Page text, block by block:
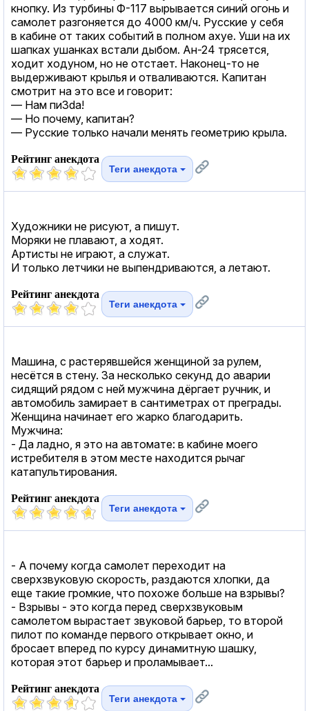
кнопку. Из турбины Ф-117 вырывается синий огонь и
самолет разгоняется до 4000 км/ч. Русские у себя
в кабине от таких событий в полном аxуе. Уши на их
шапках ушанках встали дыбом. Ан-24 трясется,
ходит ходуном, но не отстает. Наконец-то не
выдерживают крылья и отваливаются. Капитан
смотрит на это все и говорит:
— Нам пи3dа!
— Но почему, капитан?
— Русские только начали менять геометрию крыла.
Рейтинг анекдота
Теги анекдота
Художники не рисуют, а пишут.
Моряки не плавают, а ходят.
Артисты не играют, а служат.
И только летчики не выпендриваются, а летают.
Рейтинг анекдота
Теги анекдота
Машина, с растерявшейся женщиной за рулем,
несётся в стену. За несколько секунд до аварии
сидящий рядом с ней мужчина дёргает ручник, и
автомобиль замирает в сантиметрах от преграды.
Женщина начинает его жарко благодарить.
Мужчина:
- Да ладно, я это на автомате: в кабине моего
истребителя в этом месте находится рычаг
катапультирования.
Рейтинг анекдота
Теги анекдота
- А почему когда самолет переходит на
сверхзвуковую скорость, раздаются хлопки, да
еще такие громкие, что похоже больше на взрывы?
- Взрывы - это когда перед сверхзвуковым
самолетом вырастает звуковой барьер, то второй
пилот по команде первого открывает окно, и
бросает вперед по курсу динамитную шашку,
которая этот барьер и проламывает...
Рейтинг анекдота
Теги анекдота